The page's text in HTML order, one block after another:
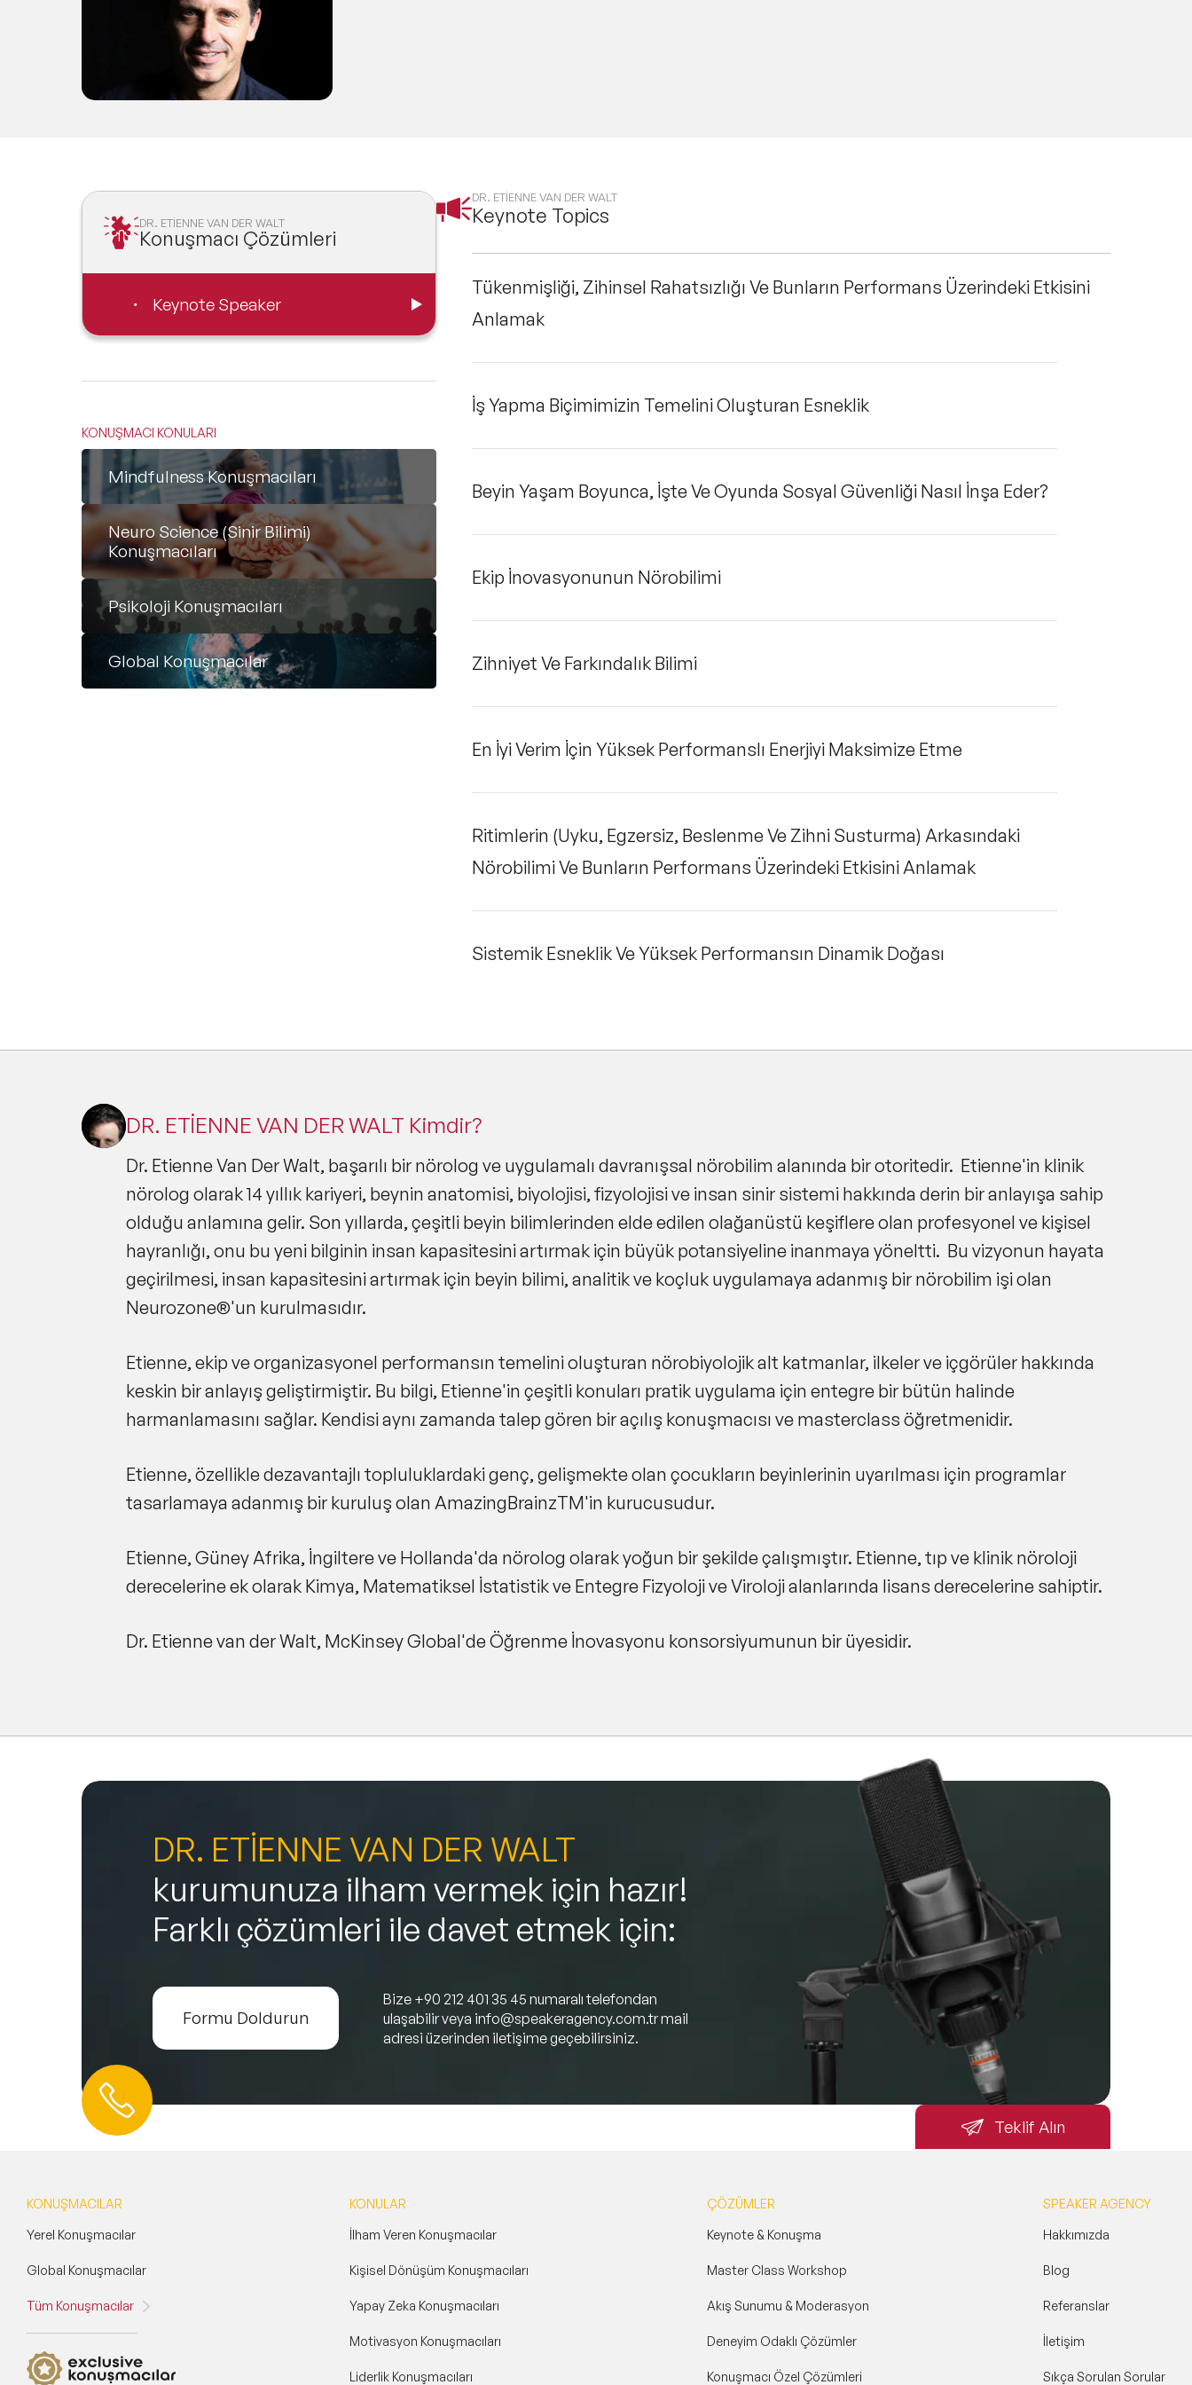
DR. ETİENNE VAN DER WALT
Konuşmacı Çözümleri
Keynote Speaker
KONUŞMACI KONULARI
Mindfulness Konuşmacıları
Neuro Science (Sinir Bilimi)
Konuşmacıları
Psikoloji Konuşmacıları
Global Konuşmacılar
DR. ETİENNE VAN DER WALT
Keynote Topics
Tükenmişliği, Zihinsel Rahatsızlığı Ve Bunların Performans Üzerindeki Etkisini
Anlamak
İş Yapma Biçimimizin Temelini Oluşturan Esneklik
Beyin Yaşam Boyunca, İşte Ve Oyunda Sosyal Güvenliği Nasıl İnşa Eder?
Ekip İnovasyonunun Nörobilimi
Zihniyet Ve Farkındalık Bilimi
En İyi Verim İçin Yüksek Performanslı Enerjiyi Maksimize Etme
Ritimlerin (Uyku, Egzersiz, Beslenme Ve Zihni Susturma) Arkasındaki
Nörobilimi Ve Bunların Performans Üzerindeki Etkisini Anlamak
Sistemik Esneklik Ve Yüksek Performansın Dinamik Doğası
DR. ETİENNE VAN DER WALT Kimdir?
Dr. Etienne Van Der Walt, başarılı bir nörolog ve uygulamalı davranışsal nörobilim alanında bir otoritedir. Etienne'in klinik
nörolog olarak 14 yıllık kariyeri, beynin anatomisi, biyolojisi, fizyolojisi ve insan sinir sistemi hakkında derin bir anlayışa sahip
olduğu anlamına gelir. Son yıllarda, çeşitli beyin bilimlerinden elde edilen olağanüstü keşiflere olan profesyonel ve kişisel
hayranlığı, onu bu yeni bilginin insan kapasitesini artırmak için büyük potansiyeline inanmaya yöneltti. Bu vizyonun hayata
geçirilmesi, insan kapasitesini artırmak için beyin bilimi, analitik ve koçluk uygulamaya adanmış bir nörobilim işi olan
Neurozone®'un kurulmasıdır.
Etienne, ekip ve organizasyonel performansın temelini oluşturan nörobiyolojik alt katmanlar, ilkeler ve içgörüler hakkında
keskin bir anlayış geliştirmiştir. Bu bilgi, Etienne'in çeşitli konuları pratik uygulama için entegre bir bütün halinde
harmanlamasını sağlar. Kendisi aynı zamanda talep gören bir açılış konuşmacısı ve masterclass öğretmenidir.
Etienne, özellikle dezavantajlı topluluklardaki genç, gelişmekte olan çocukların beyinlerinin uyarılması için programlar
tasarlamaya adanmış bir kuruluş olan AmazingBrainzTM'in kurucusudur.
Etienne, Güney Afrika, İngiltere ve Hollanda'da nörolog olarak yoğun bir şekilde çalışmıştır. Etienne, tıp ve klinik nöroloji
derecelerine ek olarak Kimya, Matematiksel İstatistik ve Entegre Fizyoloji ve Viroloji alanlarında lisans derecelerine sahiptir.
Dr. Etienne van der Walt, McKinsey Global'de Öğrenme İnovasyonu konsorsiyumunun bir üyesidir.
DR. ETİENNE VAN DER WALT
kurumunuza ilham vermek için hazır!
Farklı çözümleri ile davet etmek için:
Formu Doldurun
Bize +90 212 401 35 45 numaralı telefondan
ulaşabilir veya info@speakeragency.com.trmail
adresi üzerinden iletişime geçebilirsiniz.
Teklif Alın
KONUŞMACILAR
Yerel Konuşmacılar
Global Konuşmacılar
Tüm Konuşmacılar
KONULAR
İlham Veren Konuşmacılar
Kişisel Dönüşüm Konuşmacıları
Yapay Zeka Konuşmacıları
Motivasyon Konuşmacıları
Liderlik Konuşmacıları
ÇÖZÜMLER
Keynote & Konuşma
Master Class Workshop
Akış Sunumu & Moderasyon
Deneyim Odaklı Çözümler
Konuşmacı Özel Çözümleri
SPEAKER AGENCY
Hakkımızda
Blog
Referanslar
İletişim
Sıkça Sorulan Sorular